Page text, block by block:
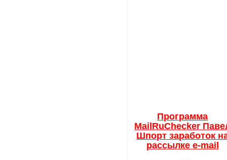
Программа
MailRuChecker
Шпорт заработок
рассылке e-mail